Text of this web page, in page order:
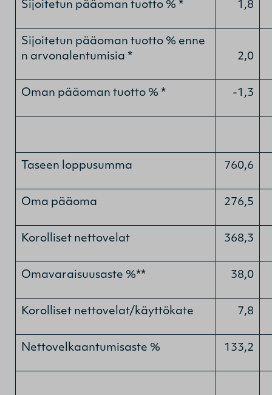
Sijoitetun pääoman tuotto % * 1,8
Sijoitetun pääoman tuotto % enne
n arvonalentumisia *
2,0
Oman pääoman tuotto % * -1,3
Taseen loppusumma 760,6
Oma pääoma 276,5
Korolliset nettovelat 368,3
Omavaraisuusaste %** 38,0
Korolliset nettovelat/käyttökate 7,8
Nettovelkaantumisaste % 133,2